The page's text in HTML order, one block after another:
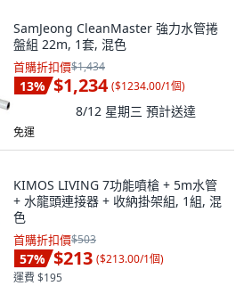
SamJeong CleanMaster 強力水管捲
盤組 22m, 1套, 混色
首購折扣價$1,434
13% $1,234 ($1234.00/1個)
8/12 星期三 預計送達
免運
KIMOS LIVING 7功能噴槍 + 5m水管
+ 水龍頭連接器 + 收納掛架組, 1組, 混
色
首購折扣價$503
57% $213 ($213.00/1個)
運費 $195